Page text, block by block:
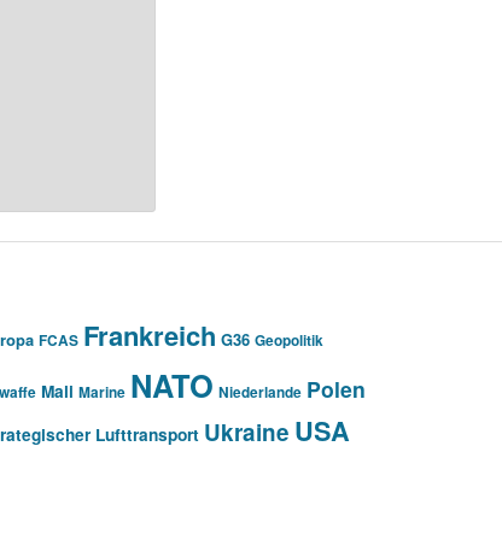
FCAS Frankreich G36 Geopolitik
Mali Marine NATO Niederlande Polen
Lufttransport Ukraine USA